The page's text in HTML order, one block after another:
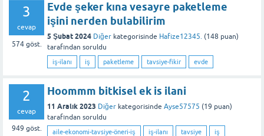
3
cevap
574göst.
Evde şeker kına vesayre paketleme
işini nerden bulabilirim
5 Şubat 2024 Diğer kategorisinde Hafize12345. (148 puan)
tarafından soruldu
iş-ilanı iş paketleme tavsiye-fikir evde
2
cevap
949 göst.
Hoommm bitkisel ek is ilani
11 Aralık 2023 Diğer kategorisinde Ayse57575 (19 puan)
tarafından soruldu
aile-ekonomi-tavsiye-öneri-iş iş-ilanı tavsiye
iş